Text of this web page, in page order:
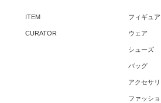
ITEM
CURATOR
フィギュ
ウェア
シューズ
バッグ
アクセサ
ファッシ